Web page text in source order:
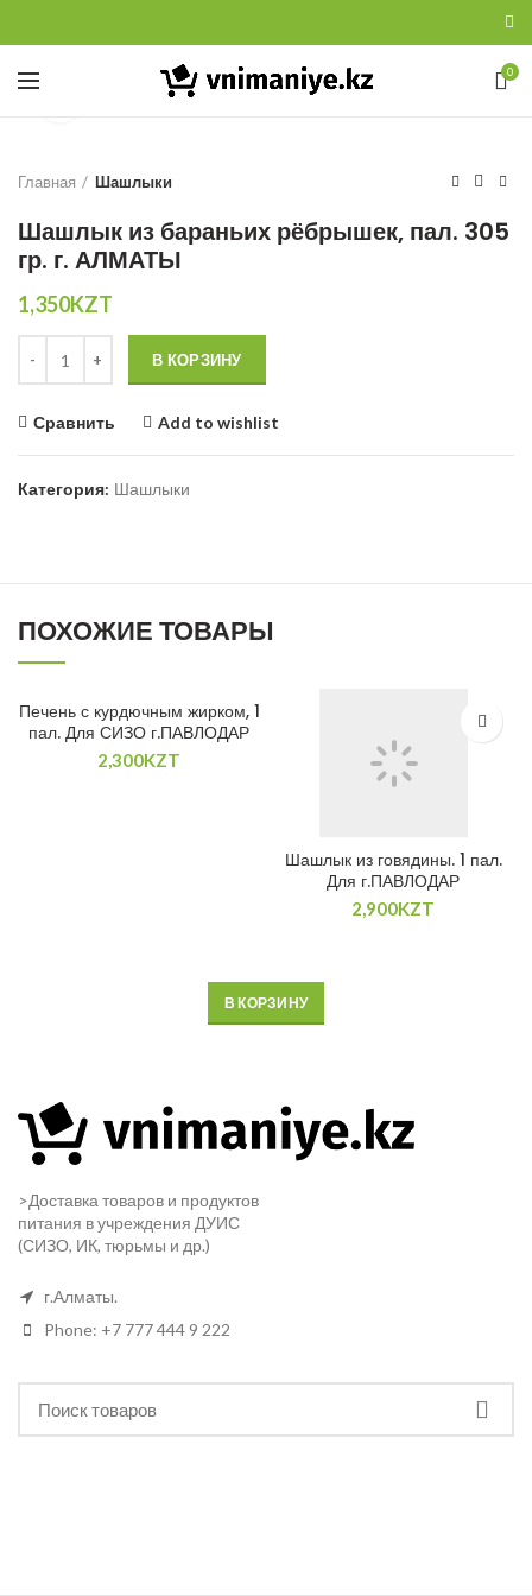
0
Главная Шашлыки
Шашлык из бараньих рёбрышек, пал. 305
гр. г. АЛМАТЫ
1,350KZT
В КОРЗИНУ
Сравнить Add to wishlist
Категория: Шашлыки
ПОХОЖИЕ ТОВАРЫ
Печень с курдючным жирком, 1
пал. Для СИЗО г.ПАВЛОДАР
2,300KZT
В КОРЗИНУ
Шашлык из говядины. 1 пал.
Для г.ПАВЛОДАР
2,900KZT
В КОРЗИНУ
>Доставка товаров и продуктов
питания в учреждения ДУИС
(СИЗО, ИК, тюрьмы и др.)
г.Алматы.
Phone: +7 777 444 9 222